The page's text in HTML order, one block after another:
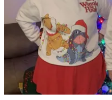
Blog
Recherche